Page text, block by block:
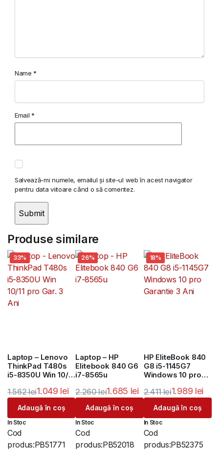
Name *
Email *
Salvează-mi numele, emailul și site-ul web în acest navigator
pentru data viitoare când o să comentez.
Produse similare
33%
Laptop – Lenovo
ThinkPad T480s
i5-8350U Win 10/11
1.562lei
Prețul
inițial
a
fost:
1.049 lei
Prețul
curent
este:
1.049 lei.
Adaugă în coș
In Stoc
Cod
produs:PB51771
26%
Laptop – HP
Elitebook 840 G6
i7-8565u
2.260lei
Prețul
inițial
a
fost:
1.685 lei
Prețul
curent
este:
1.685 lei.
Adaugă în coș
In Stoc
Cod
produs:PB52018
18%
HP EliteBook 840
G8 i5-1145G7
Windows 10 pro
2.411lei
Prețul
inițial
a
fost:
1.989 lei
Prețul
curent
este:
1.989 lei.
Adaugă în coș
In Stoc
Cod
produs:PB52375